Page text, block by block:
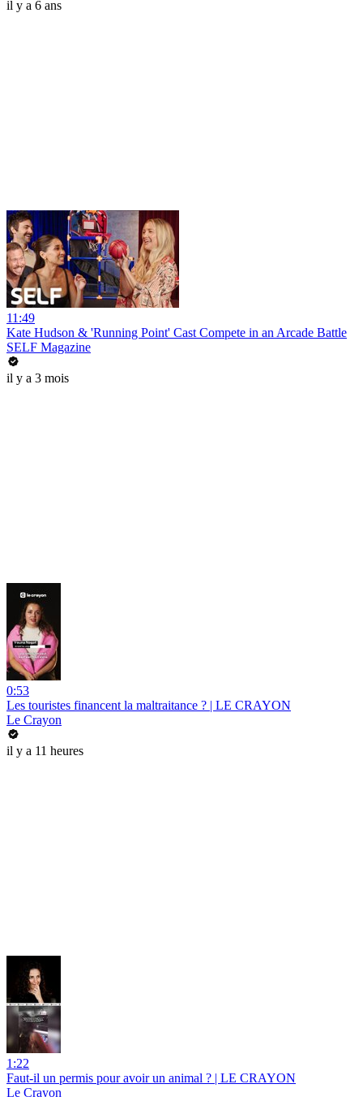
il y a 6 ans
11:49
Kate Hudson & 'Running Point' Cast Compete in an Arcade Battle
SELF Magazine
il y a 3 mois
0:53
Les touristes financent la maltraitance ? | LE CRAYON
Le Crayon
il y a 11 heures
1:22
Faut-il un permis pour avoir un animal ? | LE CRAYON
Le Crayon